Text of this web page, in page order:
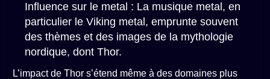
Influence sur le metal : La musique metal, en
particulier le Viking metal, emprunte souvent
des thèmes et des images de la mythologie
nordique, dont Thor.
L’impact de Thor s’étend même à des domaines plus